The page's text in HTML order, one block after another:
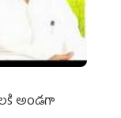
అండగా